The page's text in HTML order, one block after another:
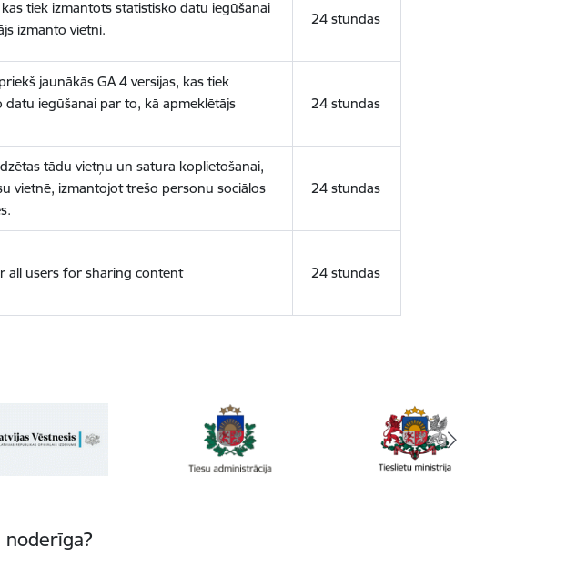
tiek izmantots statistisko datu iegūšanai
izmanto vietni.
24 stundas
jaunākās GA 4 versijas, kas tiek
datu iegūšanai par to, kā apmeklētājs
24 stundas
tādu vietņu un satura koplietošanai,
vietnē, izmantojot trešo personu sociālos
24 stundas
all users for sharing content 24 stundas